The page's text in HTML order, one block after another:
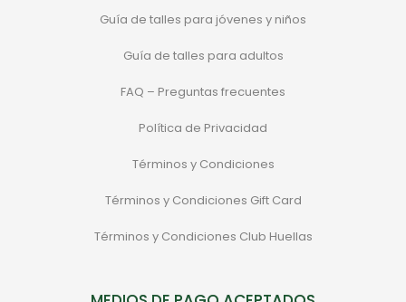
Guía de talles para jóvenes y niños
Guía de talles para adultos
FAQ – Preguntas frecuentes
Política de Privacidad
Términos y Condiciones
Términos y Condiciones Gift Card
Términos y Condiciones Club Huellas